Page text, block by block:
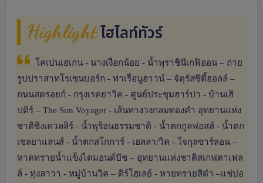
Highlightไฮไลท์ทัวร์
โคเปนเฮเกน - นางเงือกน้อย - น้ำพุราชินีเกฟิออน – ถ่าย
รูปปราสาทโรเซนบอร์ก - ท่าเรือนูฮาวน์ – จัตุรัสซิตี้ฮอลล์ –
ถนนสตรอยก์ - กรุงเรคยาวิค - ศูนย์ประชุมฮาร์ปา - บ้านเฮิ
ปดิร์ – The Sun Voyager - เส้นทางวงกลมทองคำ อุทยานแห่ง
ชาติซิงเควลลิร์ - น้ำพุร้อนธรรมชาติ - น้ำตกกูลฟอสส์ - น้ำตก
เซลยาแลนส์ - น้ำตกสโกการ์ - เฮลล่า/วิค - โจกุลซาร์ลอน –
หาดทรายน้ำแข็งไดมอนด์บีช – อุทยานแห่งชาติสเกฟตาเฟล
ล์ - ทุ่งลาวา - หมู่บ้านวิค – ดิร์โฮเลย์ - หายทรายสีดำ –แช่บ่อ